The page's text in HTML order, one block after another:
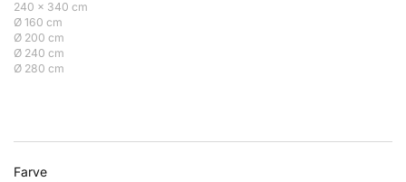
240 x 340 cm
Ø 160 cm
Ø 200 cm
Ø 240 cm
Ø 280 cm
Farve